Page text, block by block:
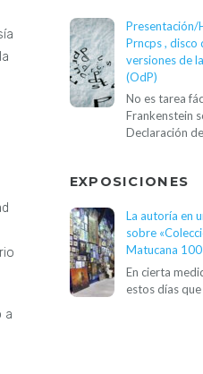
a
Presentación/
Prncps , disco
versiones de
(OdP)
No es tarea
Frankenstein
Declaración de
EXPOSICIONES
La autoría en
sobre
Matucana 100
En cierta
estos días que